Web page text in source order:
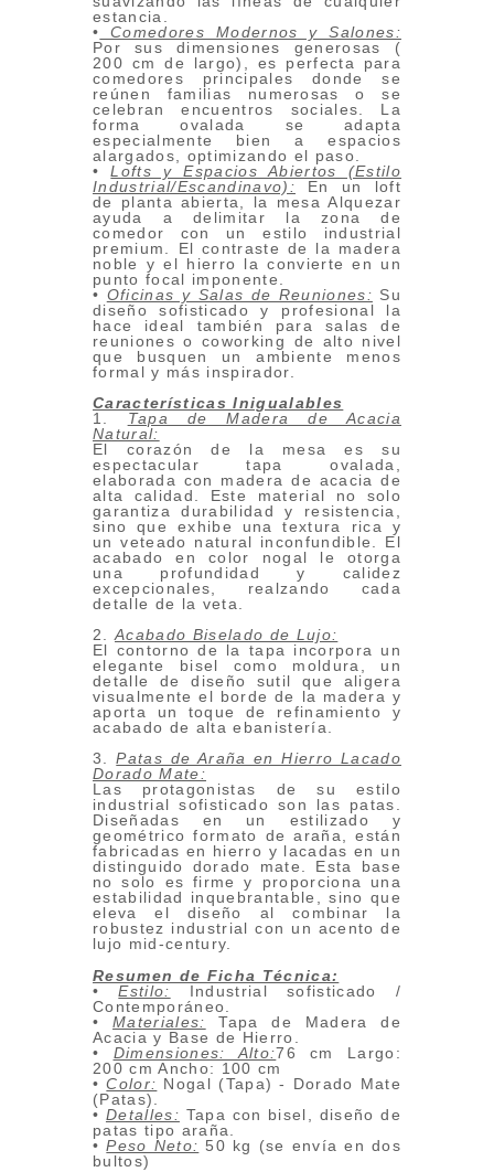
estancia.
• Comedores Modernos y Salones:
Por sus dimensiones generosas (
200 cm de largo), es perfecta para
comedores principales donde se
reúnen familias numerosas o se
celebran encuentros sociales. La
forma ovalada se adapta
especialmente bien a espacios
alargados, optimizando el paso.
•Lofts y Espacios Abiertos (Estilo
Industrial/Escandinavo): En un loft
de planta abierta, la mesa Alquezar
ayuda a delimitar la zona de
comedor con un estilo industrial
premium. El contraste de la madera
noble y el hierro la convierte en un
punto focal imponente.
• Oficinas y Salas de Reuniones: Su
diseño sofisticado y profesional la
hace ideal también para salas de
reuniones o coworking de alto nivel
que busquen un ambiente menos
formal y más inspirador.
Características Inigualables
1. Tapa de Madera de Acacia
Natural:
El corazón de la mesa es su
espectacular tapa ovalada,
elaborada con madera de acacia de
alta calidad. Este material no solo
garantiza durabilidad y resistencia,
sino que exhibe una textura rica y
un veteado natural inconfundible. El
acabado en color nogal le otorga
una profundidad y calidez
excepcionales, realzando cada
detalle de la veta.
2.Acabado Biselado de Lujo:
El contorno de la tapa incorpora un
elegante bisel como moldura, un
detalle de diseño sutil que aligera
visualmente el borde de la madera y
aporta un toque de refinamiento y
acabado de alta ebanistería.
3.Patas de Araña en Hierro Lacado
Dorado Mate:
Las protagonistas de su estilo
industrial sofisticado son las patas.
Diseñadas en un estilizado y
geométrico formato de araña, están
fabricadas en hierro y lacadas en un
distinguido dorado mate. Esta base
no solo es firme y proporciona una
estabilidad inquebrantable, sino que
eleva el diseño al combinar la
robustez industrial con un acento de
lujo mid-century.
Resumen de Ficha Técnica:
•Estilo:
Industrial sofisticado /
Contemporáneo.
• Materiales:
Tapa de Madera de
Acacia y Base de Hierro.
• Dimensiones: Alto:76 cm Largo:
200 cm Ancho: 100 cm
•Color: Nogal (Tapa) - Dorado Mate
(Patas).
• Detalles: Tapa con bisel, diseño de
patas tipo araña.
•Peso Neto: 50 kg (se envía en dos
bultos)